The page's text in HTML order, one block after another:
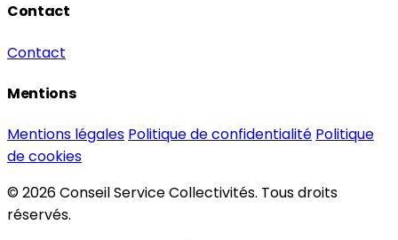
Contact
Contact
Mentions
Mentions légales Politique de confidentialité Politique
de cookies
© 2026 Conseil Service Collectivités. Tous droits
réservés.